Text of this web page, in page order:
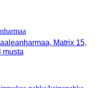
Matrix 15,
musta